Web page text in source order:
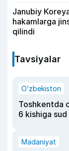
Janubiy
hakamlarga
qilindi
Tavsiyalar
O‘zbekiston
Toshkentda
6 kishiga sud
Madaniyat